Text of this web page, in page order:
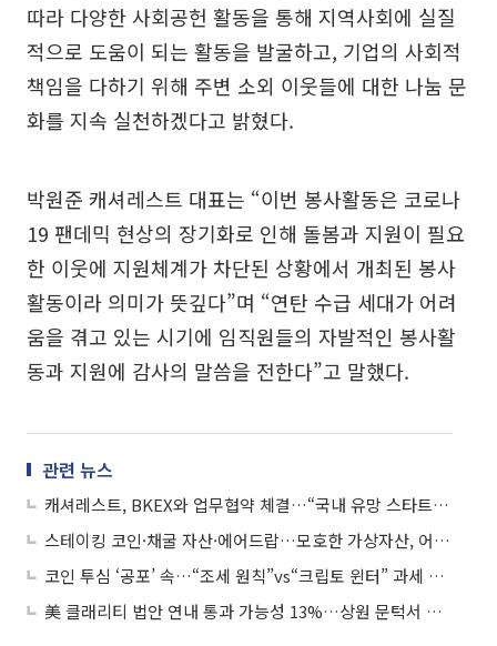
따라 다양한 사회공헌 활동을 통해 지역사회에 실질
적으로 도움이 되는 활동을 발굴하고, 기업의 사회적
책임을 다하기 위해 주변 소외 이웃들에 대한 나눔 문
화를 지속 실천하겠다고 밝혔다.
박원준 캐셔레스트 대표는 “이번 봉사활동은 코로나
19 팬데믹 현상의 장기화로 인해 돌봄과 지원이 필요
한 이웃에 지원체계가 차단된 상황에서 개최된 봉사
활동이라 의미가 뜻깊다”며 “연탄 수급 세대가 어려
움을 겪고 있는 시기에 임직원들의 자발적인 봉사활
동과 지원에 감사의 말씀을 전한다”고 말했다.
관련 뉴스
캐셔레스트, BKEX와 업무협약 체결…“국내 유망 스타트업 지원”
스테이킹 코인·채굴 자산·에어드랍…모호한 가상자산, 어떻게 과세하나
코인 투심 ‘공포’ 속…“조세 원칙”vs“크립토 윈터” 과세 설왕설래
美 클래리티 법안 연내 통과 가능성 13%…상원 문턱서 제동